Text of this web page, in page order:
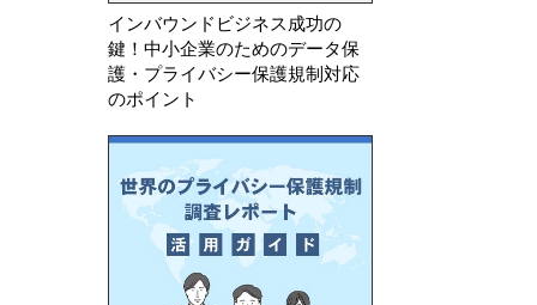
WebサイトのAIチャットボット
にCookieバナーは必要？
インバウンドビジネス成功の
鍵！中小企業のためのデータ保
護・プライバシー保護規制対応
のポイント